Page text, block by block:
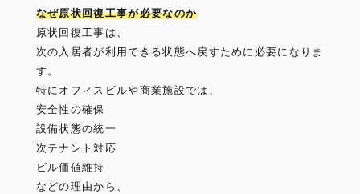
なぜ原状回復工事が必要なのか
原状回復工事は、
次の入居者が利用できる状態へ戻すために必要になりま
す。
特にオフィスビルや商業施設では、
安全性の確保
設備状態の統一
次テナント対応
ビル価値維持
などの理由から、